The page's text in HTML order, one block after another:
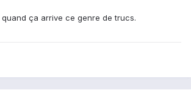
ça arrive ce genre de trucs.